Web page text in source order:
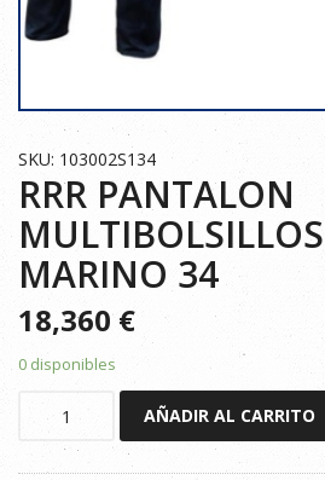
SKU: 103002S134
RRR PANTALON
MARINO 34
18,360€
0 disponibles
MULTIBOLSILLOS
AÑADIR AL CARRITO